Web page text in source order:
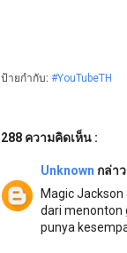
ป้ายกำกับ: #YouTubeTH
288 ความคิดเห็น :
Unknown กล่า
Magic
dari menonton
punya